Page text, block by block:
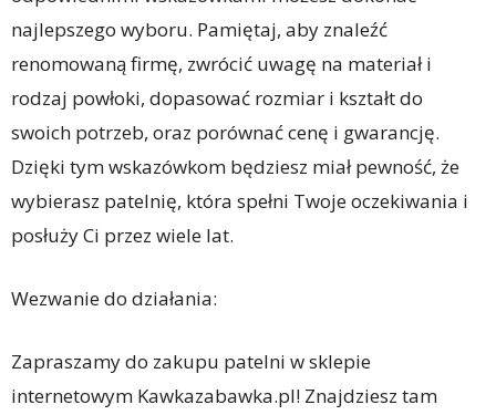
najlepszego wyboru. Pamiętaj, aby znaleźć
renomowaną firmę, zwrócić uwagę na materiał i
rodzaj powłoki, dopasować rozmiar i kształt do
swoich potrzeb, oraz porównać cenę i gwarancję.
Dzięki tym wskazówkom będziesz miał pewność, że
wybierasz patelnię, która spełni Twoje oczekiwania i
posłuży Ci przez wiele lat.
Wezwanie do działania:
Zapraszamy do zakupu patelni w sklepie
internetowym Kawkazabawka.pl! Znajdziesz tam